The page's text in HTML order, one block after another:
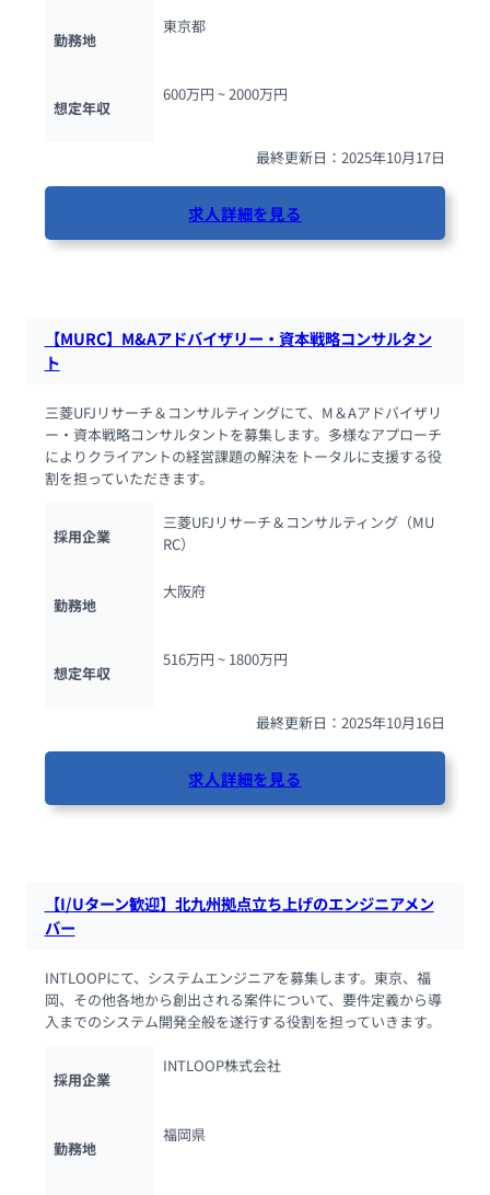
勤務地
東京都
想定年収
600万円 ~ 2000万円
最終更新日：2025年10月17日
求人詳細を見る
【MURC】M&Aアドバイザリー・資本戦略コンサルタン
ト
三菱UFJリサーチ＆コンサルティングにて、M＆Aアドバイザリ
ー・資本戦略コンサルタントを募集します。多様なアプローチ
によりクライアントの経営課題の解決をトータルに支援する役
割を担っていただきます。
採用企業
三菱UFJリサーチ＆コンサルティング（MU
RC）
勤務地
大阪府
想定年収
516万円 ~ 1800万円
最終更新日：2025年10月16日
求人詳細を見る
【I/Uターン歓迎】北九州拠点立ち上げのエンジニアメン
バー
INTLOOPにて、システムエンジニアを募集します。東京、福
岡、その他各地から創出される案件について、要件定義から導
入までのシステム開発全般を遂行する役割を担っていきます。
採用企業
INTLOOP株式会社
勤務地
福岡県